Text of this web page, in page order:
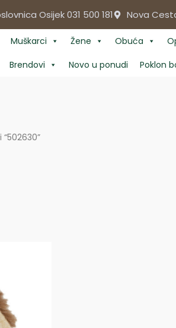
Osijek 031 500 181 Nova
Muškarci Žene Obuća
Brendovi Novo u ponudi Poklon